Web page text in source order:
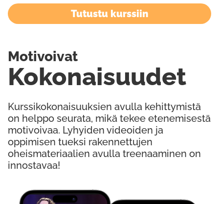
Tutustu kurssiin
Kurssikokonaisuuksien avulla kehittymistä
on helppo seurata, mikä tekee etenemisestä
motivoivaa. Lyhyiden videoiden ja
oppimisen tueksi rakennettujen
oheismateriaalien avulla treenaaminen on
innostavaa!
Kokonaisuudet
Motivoivat